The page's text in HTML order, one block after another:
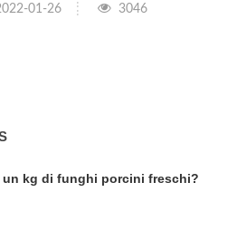
01-26 3046
un kg di funghi porcini freschi?